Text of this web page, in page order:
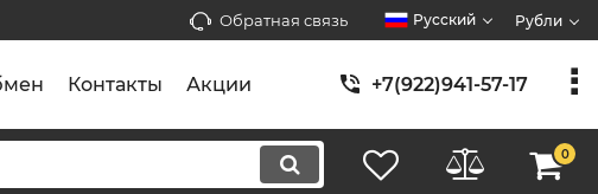
Обратная связь Русский Рубли
Контакты Акции +7(922)941-57-17
0